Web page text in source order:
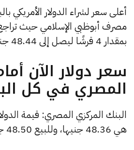
أعلى سعر لشراء الدولار الأمريكي
مصرف أبوظبي الإسلامي حيث تراجع
بمقدار 4 قرشًا ليصل إلى 48.44 جنيهًا.
سعر دولار الآن
المصري في كل
البنك المركزي المصري: قيمة
هي 48.36 جنيها، وللبيع 48.50 جنيها.